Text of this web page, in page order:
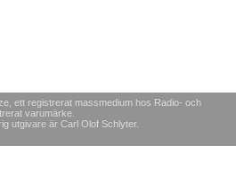
ett registrerat massmedium hos Radio- och
varumärke.
utgivare är Carl Olof Schlyter.